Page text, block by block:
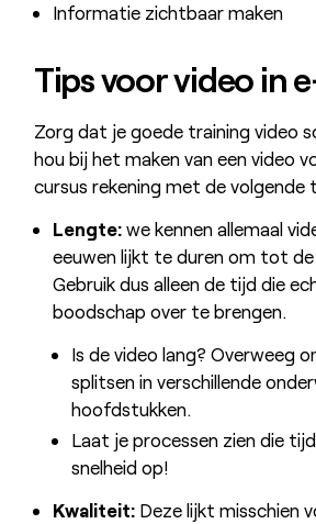
Informatie zichtbaar maken
Tips voor video in
Zorg dat je goede training video
hou bij het maken van een video
cursus rekening met de volgende
Lengte:we kennen allemaal
eeuwen lijkt te duren om tot
Gebruik dus alleen de tijd die
boodschap over te brengen.
Is de video lang? Overweeg
splitsen in verschillende
hoofdstukken.
Laat je processen zien die
snelheid op!
Kwaliteit:Deze lijkt misschien